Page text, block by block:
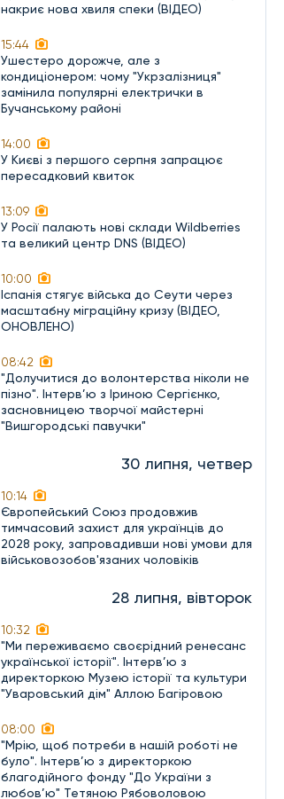
накриє нова хвиля спеки (ВІДЕО)
15:44
Ушестеро дорожче, але з
кондиціонером: чому "Укрзалізниця"
замінила популярні електрички в
Бучанському районі
14:00
У Києві з першого серпня запрацює
пересадковий квиток
13:09
У Росії палають нові склади Wildberries
та великий центр DNS (ВІДЕО)
10:00
Іспанія стягує війська до Сеути через
масштабну міграційну кризу (ВІДЕО,
ОНОВЛЕНО)
08:42
"Долучитися до волонтерства ніколи не
пізно". Інтерв’ю з Іриною Сергієнко,
засновницею творчої майстерні
"Вишгородські павучки"
30 липня, четвер
10:14
Європейський Союз продовжив
тимчасовий захист для українців до
2028 року, запровадивши нові умови для
військовозобов'язаних чоловіків
28 липня, вівторок
10:32
"Ми переживаємо своєрідний ренесанс
української історії". Інтерв’ю з
директоркою Музею історії та культури
"Уваровський дім" Аллою Багіровою
08:00
"Мрію, щоб потреби в нашій роботі не
було". Інтерв’ю з директоркою
благодійного фонду "До України з
любов’ю" Тетяною Рябоволовою